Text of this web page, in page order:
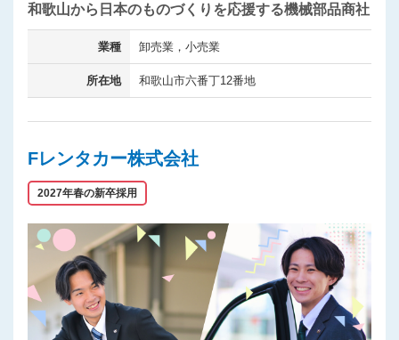
和歌山から日本のものづくりを応援する機械部品商社
業種 卸売業，小売業
所在地 和歌山市六番丁12番地
Fレンタカー株式会社
2027年春の新卒採用